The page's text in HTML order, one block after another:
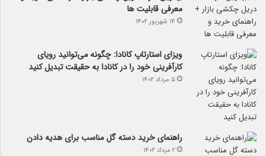
معرفی قابلیت ها
۱۴ شهریور ۱۴۰۲
ویزای استارتاپ کانادا: چگونه می‌توانید رویای
کارآفرینی خود را در کانادا به حقیقت تبدیل کنید
۵ مرداد ۱۴۰۲
راهنمای خرید دسته گل مناسب برای هدیه دادن
۲ مرداد ۱۴۰۲